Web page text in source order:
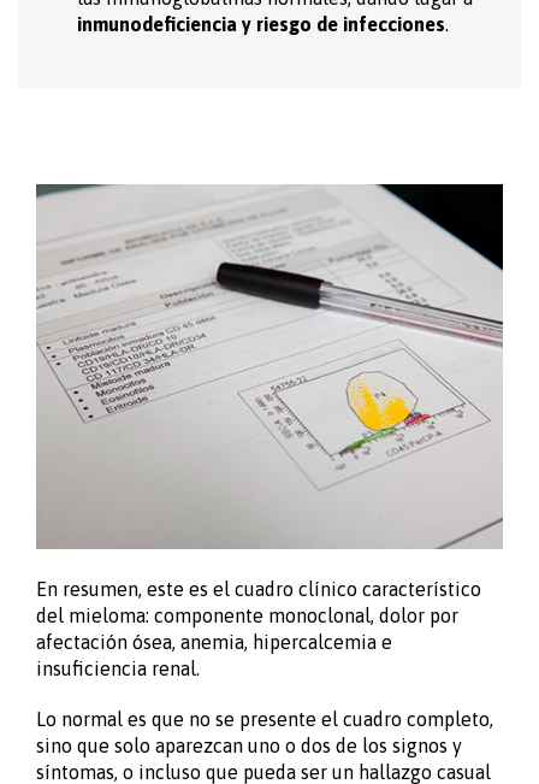
inmunodeficiencia y riesgo de infecciones.
En resumen, este es el cuadro clínico característico
del mieloma: componente monoclonal, dolor por
afectación ósea, anemia, hipercalcemia e
insuficiencia renal.
Lo normal es que no se presente el cuadro completo,
sino que solo aparezcan uno o dos de los signos y
síntomas, o incluso que pueda ser un hallazgo casual